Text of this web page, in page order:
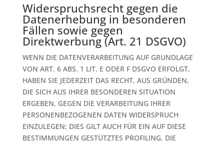
Widerspruchsrecht gegen die
Datenerhebung in besonderen
Fällen sowie gegen
Direktwerbung (Art. 21 DSGVO)
WENN DIE DATENVERARBEITUNG AUF GRUNDLAGE
VON ART. 6 ABS. 1 LIT. E ODER F DSGVO ERFOLGT,
HABEN SIE JEDERZEIT DAS RECHT, AUS GRÜNDEN,
DIE SICH AUS IHRER BESONDEREN SITUATION
ERGEBEN, GEGEN DIE VERARBEITUNG IHRER
PERSONENBEZOGENEN DATEN WIDERSPRUCH
EINZULEGEN; DIES GILT AUCH FÜR EIN AUF DIESE
BESTIMMUNGEN GESTÜTZTES PROFILING. DIE